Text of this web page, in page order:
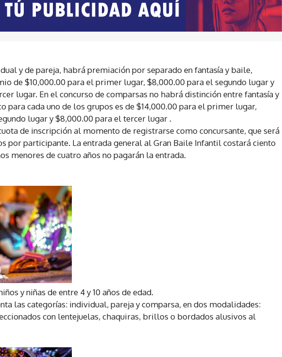
y de pareja, habrá premiación por separado en fantasía y baile,
de $10,000.00 para el primer lugar, $8,000.00 para el segundo lugar y
lugar. En el concurso de comparsas no habrá distinción entre fantasía y
para cada uno de los grupos es de $14,000.00 para el primer lugar,
lugar y $8,000.00 para el tercer lugar .
de inscripción al momento de registrarse como concursante, que será
por participante. La entrada general al Gran Baile Infantil costará ciento
menores de cuatro años no pagarán la entrada.
y niñas de entre 4 y 10 años de edad.
las categorías: individual, pareja y comparsa, en dos modalidades:
con lentejuelas, chaquiras, brillos o bordados alusivos al